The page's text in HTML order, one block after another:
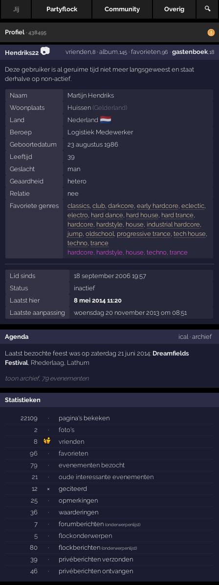
Jij Partyflock Community Overig 🔍
Profiel · 438495
Hendriks22 📷 vrienden,8· album ,145· favorieten,96 · gastenboek,18
Deze gebruiker is al geruime tijd niet meer langsgeweest en staat
derhalve op non-actief.
Naam
Martijn Hendriks
Woonplaats
Huissen (Gelderland)
Land
Nederland 🇳🇱
Beroep
Logistiek Medewerker
Geboortedatum
23 augustus 1986
Leeftijd
39
Geslacht
man
Geaardheid
hetero
Relatie
nee
Favoriete genres
classics, club, darkcore early hardcore eclectic,
electro, hard dance hard house hard trance
hardcore hardstyle house industrial hardcore
jump, oldschool progressive trance tech house
techno, trance
hardcore, hardstyle, house, techno, trance
Lid sinds
18 september 2006 19:57
Status
inactief
Laatst hier
8 mei 2014 11:20
Laatste aanpassing
woensdag 20 november 2013 om 08:51
Agenda ical · archief
Laatst bezochte feest was op zaterdag 21 juni 2014: Dreamfields
Festival, Rhederlaag, Lathum
toon archief, 79 evenementen
Statistieken
22109 ·
pagina's bekeken
2
·
foto's
8
vrienden
96
·
favorieten
79
·
evenementen bezocht
21
·
oude interessante evenementen
12
×
geciteerd
25
·
opmerkingen
36
·
waarderingen
7
· forumberichten(onderwerpenlijst)
5 ·
flockonderwerpen
80
· flockberichten(onderwerpenlijst)
39 ·
privéberichten verzonden
46
· privéberichten ontvangen